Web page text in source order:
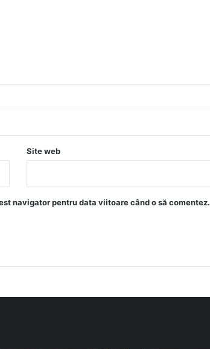
Site web
navigator pentru data viitoare când o să comentez.